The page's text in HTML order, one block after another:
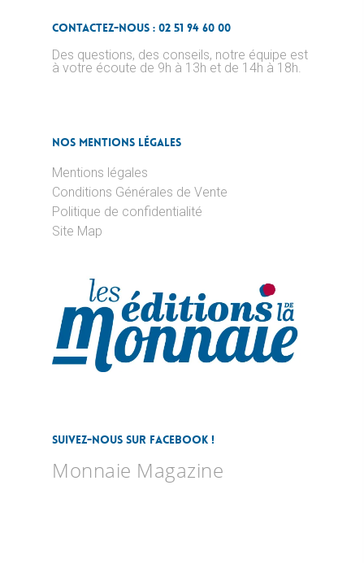
Contactez-nous : 02 51 94 60 00
Des questions, des conseils, notre équipe est
à votre écoute de 9h à 13h et de 14h à 18h.
Nos Mentions Légales
Mentions légales
Conditions Générales de Vente
Politique de confidentialité
Site Map
Suivez-nous sur Facebook !
Monnaie Magazine